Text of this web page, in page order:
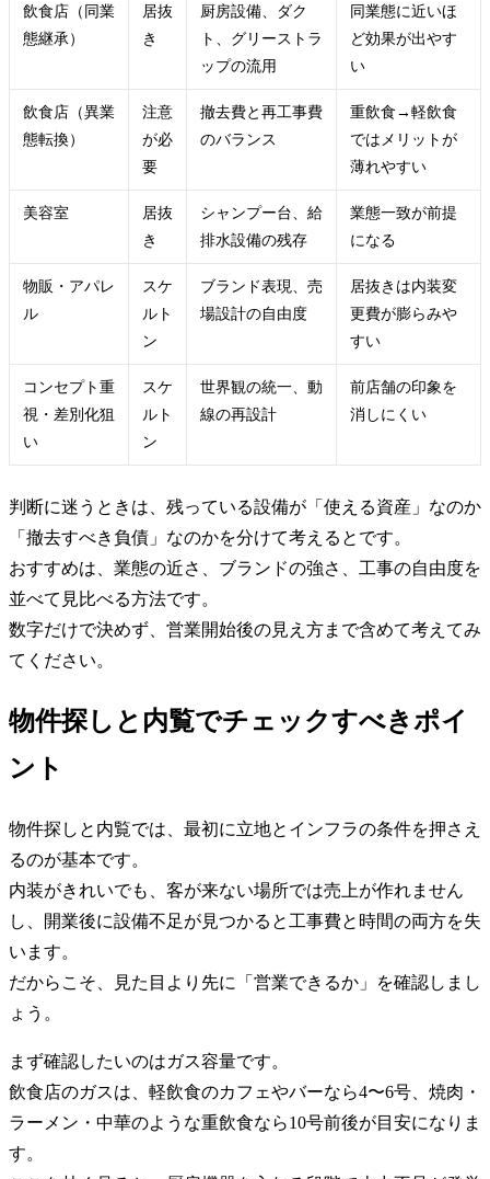
飲食店（同業
態継承）
居抜
き
厨房設備、ダク
ト、グリーストラ
ップの流用
同業態に近いほ
ど効果が出やす
い
飲食店（異業
態転換）
注意
が必
要
撤去費と再工事費
のバランス
重飲食→軽飲食
ではメリットが
薄れやすい
美容室
居抜
き
シャンプー台、給
排水設備の残存
業態一致が前提
になる
物販・アパレ
ル
スケ
ルト
ン
ブランド表現、売
場設計の自由度
居抜きは内装変
更費が膨らみや
すい
コンセプト重
視・差別化狙
い
スケ
ルト
ン
世界観の統一、動
線の再設計
前店舗の印象を
消しにくい
判断に迷うときは、残っている設備が「使える資産」なのか
「撤去すべき負債」なのかを分けて考えるとです。
おすすめは、業態の近さ、ブランドの強さ、工事の自由度を
並べて見比べる方法です。
数字だけで決めず、営業開始後の見え方まで含めて考えてみ
てください。
物件探しと内覧でチェックすべきポイ
ント
物件探しと内覧では、最初に立地とインフラの条件を押さえ
るのが基本です。
内装がきれいでも、客が来ない場所では売上が作れません
し、開業後に設備不足が見つかると工事費と時間の両方を失
います。
だからこそ、見た目より先に「営業できるか」を確認しまし
ょう。
まず確認したいのはガス容量です。
飲食店のガスは、軽飲食のカフェやバーなら4〜6号、焼肉・
ラーメン・中華のような重飲食なら10号前後が目安になりま
す。